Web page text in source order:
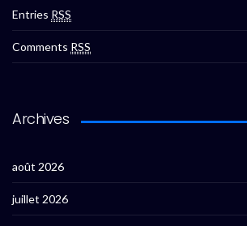
Entries RSS
Comments RSS
Archives
août 2026
juillet 2026